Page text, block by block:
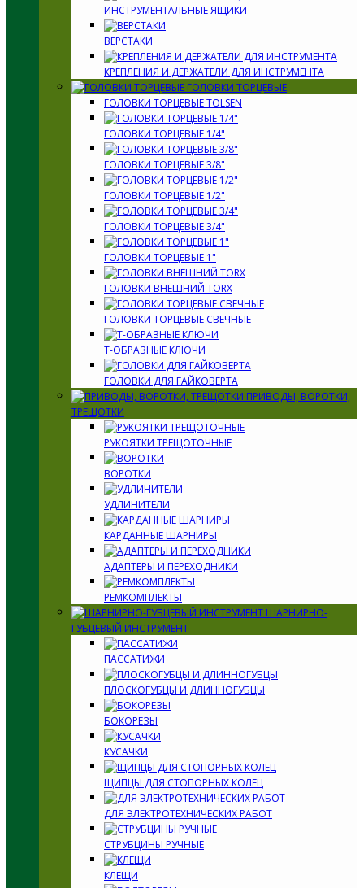
ИНСТРУМЕНТАЛЬНЫЕ ЯЩИКИ
ВЕРСТАКИ
КРЕПЛЕНИЯ И ДЕРЖАТЕЛИ ДЛЯ ИНСТРУМЕНТА
ГОЛОВКИ ТОРЦЕВЫЕ
ГОЛОВКИ ТОРЦЕВЫЕ TOLSEN
ГОЛОВКИ ТОРЦЕВЫЕ 1/4"
ГОЛОВКИ ТОРЦЕВЫЕ 3/8"
ГОЛОВКИ ТОРЦЕВЫЕ 1/2"
ГОЛОВКИ ТОРЦЕВЫЕ 3/4"
ГОЛОВКИ ТОРЦЕВЫЕ 1"
ГОЛОВКИ ВНЕШНИЙ TORX
ГОЛОВКИ ТОРЦЕВЫЕ СВЕЧНЫЕ
Т-ОБРАЗНЫЕ КЛЮЧИ
ГОЛОВКИ ДЛЯ ГАЙКОВЕРТА
ПРИВОДЫ, ВОРОТКИ,
ТРЕЩОТКИ
РУКОЯТКИ ТРЕЩОТОЧНЫЕ
ВОРОТКИ
УДЛИНИТЕЛИ
КАРДАННЫЕ ШАРНИРЫ
АДАПТЕРЫ И ПЕРЕХОДНИКИ
РЕМКОМПЛЕКТЫ
ШАРНИРНО-
ГУБЦЕВЫЙ ИНСТРУМЕНТ
ПАССАТИЖИ
ПЛОСКОГУБЦЫ И ДЛИННОГУБЦЫ
БОКОРЕЗЫ
КУСАЧКИ
ЩИПЦЫ ДЛЯ СТОПОРНЫХ КОЛЕЦ
ДЛЯ ЭЛЕКТРОТЕХНИЧЕСКИХ РАБОТ
СТРУБЦИНЫ РУЧНЫЕ
КЛЕЩИ